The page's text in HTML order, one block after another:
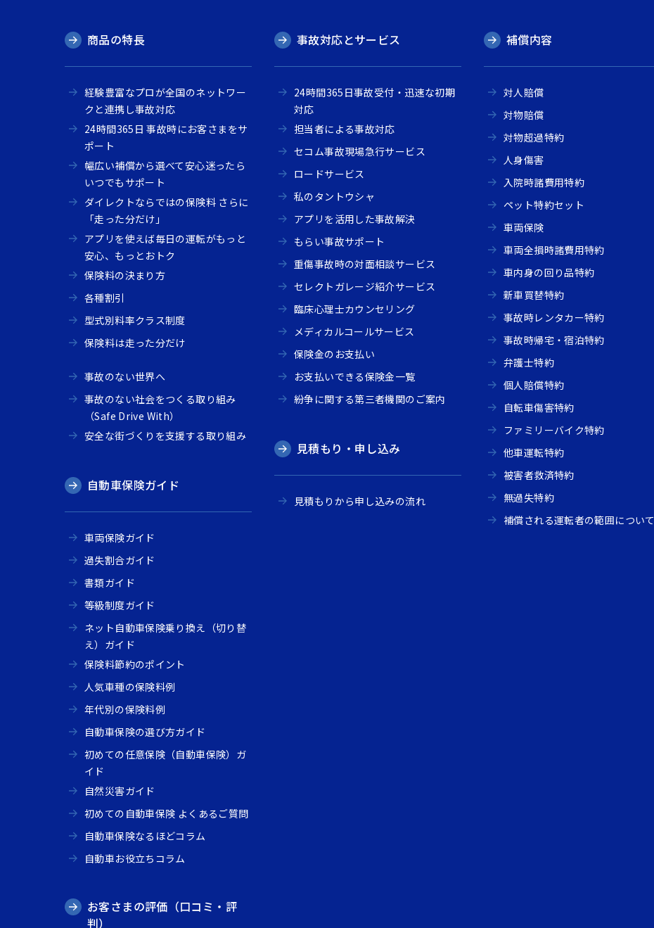
商品の特長
経験豊富なプロが全国のネットワー
クと連携し事故対応
24時間365日 事故時にお客さまをサ
ポート
幅広い補償から選べて安心迷ったら
いつでもサポート
ダイレクトならではの保険料 さらに
「走った分だけ」
アプリを使えば毎日の運転がもっと
安心、もっとおトク
保険料の決まり方
各種割引
型式別料率クラス制度
保険料は走った分だけ
事故のない世界へ
事故のない社会をつくる取り組み
（Safe Drive With）
安全な街づくりを支援する取り組み
自動車保険ガイド
車両保険ガイド
過失割合ガイド
書類ガイド
等級制度ガイド
ネット自動車保険乗り換え（切り替
え）ガイド
保険料節約のポイント
人気車種の保険料例
年代別の保険料例
自動車保険の選び方ガイド
初めての任意保険（自動車保険）ガ
イド
自然災害ガイド
初めての自動車保険 よくあるご質問
自動車保険なるほどコラム
自動車お役立ちコラム
お客さまの評価（口コミ・評
判）
事故対応とサービス
24時間365日事故受付・迅速な初期
対応
担当者による事故対応
セコム事故現場急行サービス
ロードサービス
私のタントウシャ
アプリを活用した事故解決
もらい事故サポート
重傷事故時の対面相談サービス
セレクトガレージ紹介サービス
臨床心理士カウンセリング
メディカルコールサービス
保険金のお支払い
お支払いできる保険金一覧
紛争に関する第三者機関のご案内
見積もり・申し込み
見積もりから申し込みの流れ
補償内容
対人賠償
対物賠償
対物超過特約
人身傷害
入院時諸費用特約
ペット特約セット
車両保険
車両全損時諸費用特約
車内身の回り品特約
新車買替特約
事故時レンタカー特約
事故時帰宅・宿泊特約
弁護士特約
個人賠償特約
自転車傷害特約
ファミリーバイク特約
他車運転特約
被害者救済特約
無過失特約
補償される運転者の範囲について